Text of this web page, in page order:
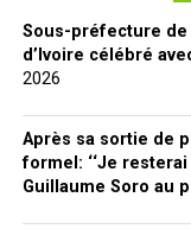
Sous-préfecture de
d’Ivoire célébré
2026
Après sa sortie de
formel: ‘‘Je
Guillaume Soro au